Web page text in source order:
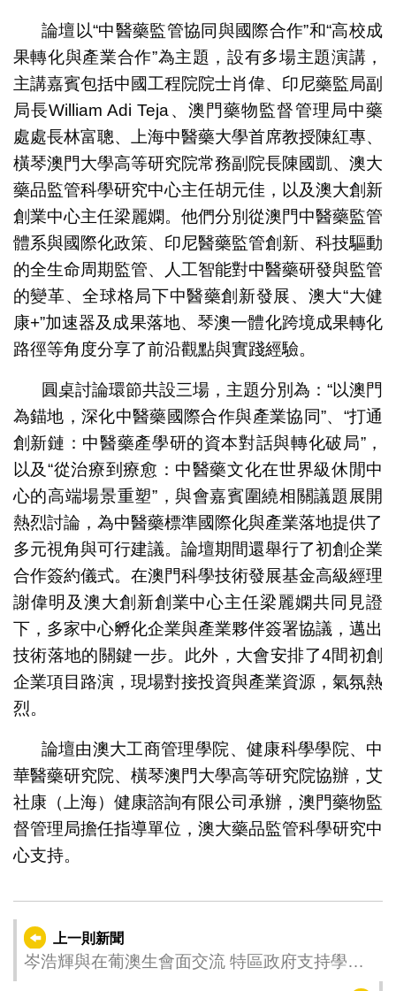
論壇以“中醫藥監管協同與國際合作”和“高校成
果轉化與產業合作”為主題，設有多場主題演講，
主講嘉賓包括中國工程院院士肖偉、印尼藥監局副
局長William Adi Teja、澳門藥物監督管理局中藥
處處長林富聰、上海中醫藥大學首席教授陳紅專、
橫琴澳門大學高等研究院常務副院長陳國凱、澳大
藥品監管科學研究中心主任胡元佳，以及澳大創新
創業中心主任梁麗嫻。他們分別從澳門中醫藥監管
體系與國際化政策、印尼醫藥監管創新、科技驅動
的全生命周期監管、人工智能對中醫藥研發與監管
的變革、全球格局下中醫藥創新發展、澳大“大健
康+”加速器及成果落地、琴澳一體化跨境成果轉化
路徑等角度分享了前沿觀點與實踐經驗。
圓桌討論環節共設三場，主題分別為：“以澳門
為錨地，深化中醫藥國際合作與產業協同”、“打通
創新鏈：中醫藥產學研的資本對話與轉化破局”，
以及“從治療到療愈：中醫藥文化在世界級休閒中
心的高端場景重塑”，與會嘉賓圍繞相關議題展開
熱烈討論，為中醫藥標準國際化與產業落地提供了
多元視角與可行建議。論壇期間還舉行了初創企業
合作簽約儀式。在澳門科學技術發展基金高級經理
謝偉明及澳大創新創業中心主任梁麗嫻共同見證
下，多家中心孵化企業與產業夥伴簽署協議，邁出
技術落地的關鍵一步。此外，大會安排了4間初創
企業項目路演，現場對接投資與產業資源，氣氛熱
烈。
論壇由澳大工商管理學院、健康科學學院、中
華醫藥研究院、橫琴澳門大學高等研究院協辦，艾
社康（上海）健康諮詢有限公司承辦，澳門藥物監
督管理局擔任指導單位，澳大藥品監管科學研究中
心支持。
上一則新聞
岑浩輝與在葡澳生會面交流 特區政府支持學生